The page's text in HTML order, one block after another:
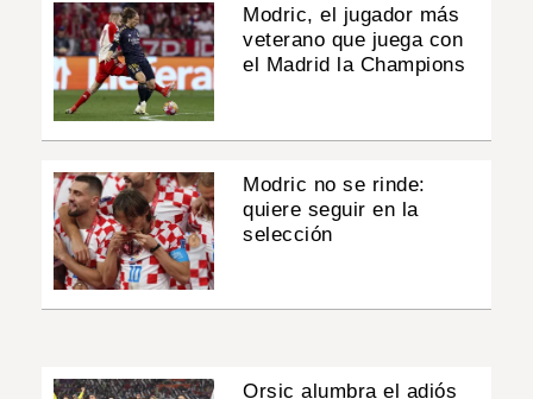
Modric, el jugador más
veterano que juega con
el Madrid la Champions
Modric no se rinde:
quiere seguir en la
selección
Orsic alumbra el adiós